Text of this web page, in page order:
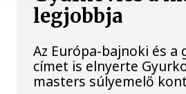
legjobbja
Az Európa-bajnoki és a
címet is elnyerte
masters súlyemelő